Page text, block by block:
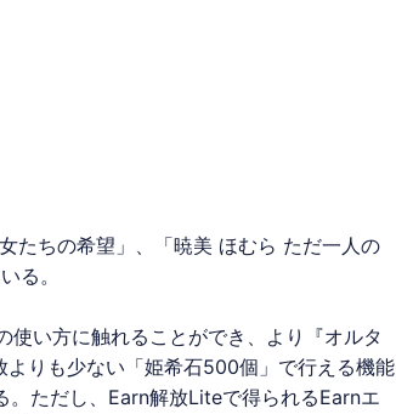
たちの希望」、「暁美 ほむら ただ一人の
る。
い方に触れることができ、より『オルタ
りも少ない「姫希石500個」で行える機能
ただし、Earn解放Liteで得られるEarnエ